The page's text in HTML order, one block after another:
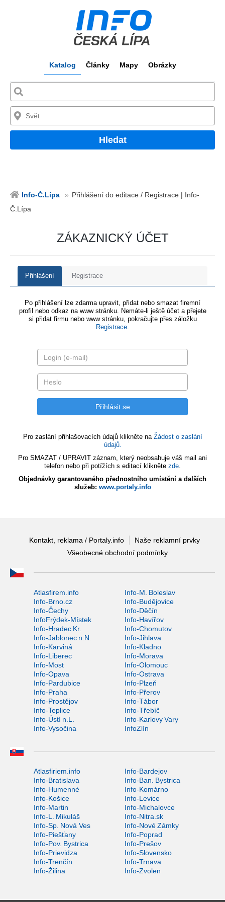
Katalog Články Mapy Obrázky
Hledat
Info-Č.Lípa
Přihlášení do editace / Registrace | Info-
Č.Lípa
ZÁKAZNICKÝ ÚČET
Přihlášení Registrace
Po přihlášení lze zdarma upravit, přidat nebo smazat firemní
profil nebo odkaz na www stránku. Nemáte-li ještě účet a přejete
si přidat firmu nebo www stránku, pokračujte přes záložku
Registrace.
Pro zaslání přihlašovacích údajů klikněte na Žádost o zaslání
údajů.
Pro SMAZAT / UPRAVIT záznam, který neobsahuje váš mail ani
telefon nebo při potížích s editací klikněte zde.
Objednávky garantovaného přednostního umístění a dalších
služeb: www.portaly.info
Kontakt, reklama / Portaly.info
Naše reklamní prvky
Všeobecné obchodní podmínky
Atlasfirem.info
Info-M. Boleslav
Info-Brno.cz
Info-Budějovice
Info-Čechy
Info-Děčín
InfoFrýdek-Místek
Info-Havířov
Info-Hradec Kr.
Info-Chomutov
Info-Jablonec n.N.
Info-Jihlava
Info-Karviná
Info-Kladno
Info-Liberec
Info-Morava
Info-Most
Info-Olomouc
Info-Opava
Info-Ostrava
Info-Pardubice
Info-Plzeň
Info-Praha
Info-Přerov
Info-Prostějov
Info-Tábor
Info-Teplice
Info-Třebíč
Info-Ústí n.L.
Info-Karlovy Vary
Info-Vysočina
InfoZlín
Atlasfiriem.info
Info-Bardejov
Info-Bratislava
Info-Ban. Bystrica
Info-Humenné
Info-Komárno
Info-Košice
Info-Levice
Info-Martin
Info-Michalovce
Info-L. Mikuláš
Info-Nitra.sk
Info-Sp. Nová Ves
Info-Nové Zámky
Info-Piešťany
Info-Poprad
Info-Pov. Bystrica
Info-Prešov
Info-Prievidza
Info-Slovensko
Info-Trenčín
Info-Trnava
Info-Žilina
Info-Zvolen